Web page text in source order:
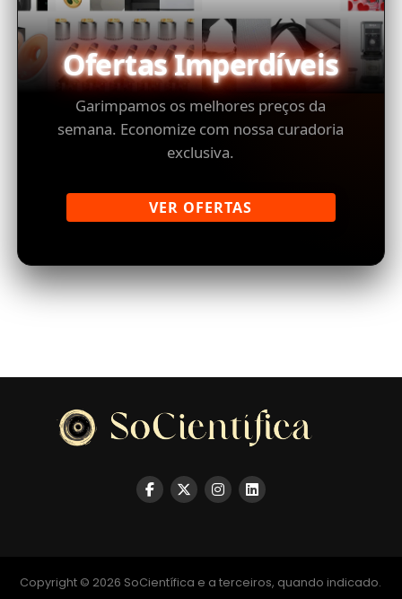
Ofertas Imperdíveis
Garimpamos os melhores preços da
semana. Economize com nossa curadoria
exclusiva.
VER OFERTAS
Copyright © 2026 SoCientífica e a terceiros, quando indicado.